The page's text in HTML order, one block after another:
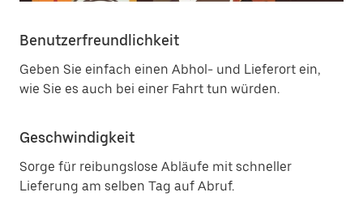
Benutzerfreundlichkeit
Geben Sie einfach einen Abhol- und Lieferort ein,
wie Sie es auch bei einer Fahrt tun würden.
Geschwindigkeit
Sorge für reibungslose Abläufe mit schneller
Lieferung am selben Tag auf Abruf.